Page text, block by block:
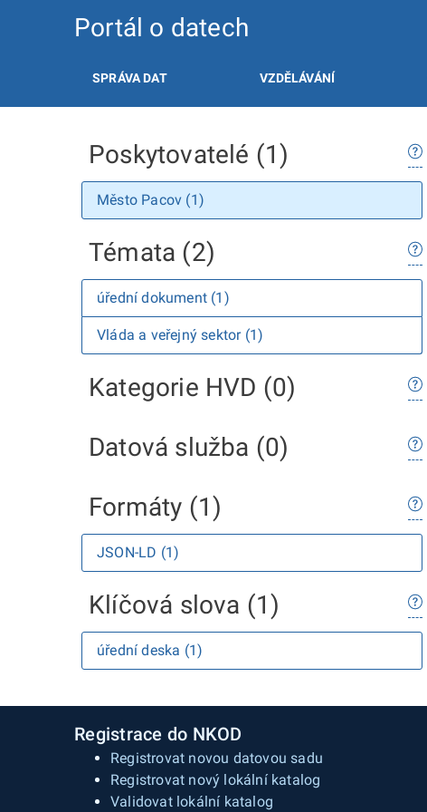
Portál o datech
SPRÁVA DAT VZDĚLÁVÁNÍ
Poskytovatelé (1)
Město Pacov (1)
Témata (2)
úřední dokument (1)
Vláda a veřejný sektor (1)
Kategorie HVD (0)
Datová služba (0)
Formáty (1)
JSON-LD (1)
Klíčová slova (1)
úřední deska (1)
Registrace do NKOD
Registrovat novou datovou sadu
Registrovat nový lokální katalog
Validovat lokální katalog